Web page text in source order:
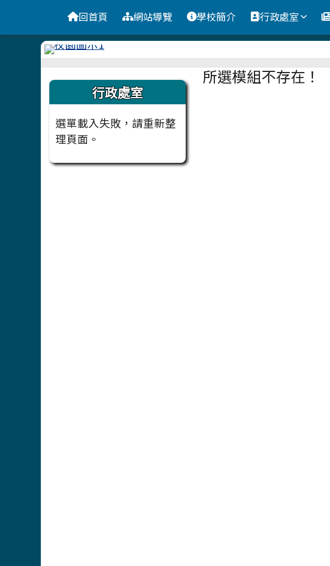
台南市安定國小
回首頁 網站導覽 學校簡介 行政處室
左邊區域內容
行政處室
選單載入失敗，請重新整
理頁面。
主內容區域
所選模組不存在！
頁尾區域